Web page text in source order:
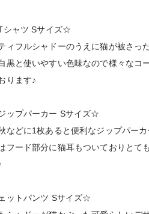
ャツ Sサイズ☆
ィフルシャドーのうえに猫が被さっ
黒と使いやすい色味なので様々なコ
ります♪
ップパーカー Sサイズ☆
などに1枚あると便利なジップパーカ
フード部分に猫耳もついておりとて
ットパンツ Sサイズ☆